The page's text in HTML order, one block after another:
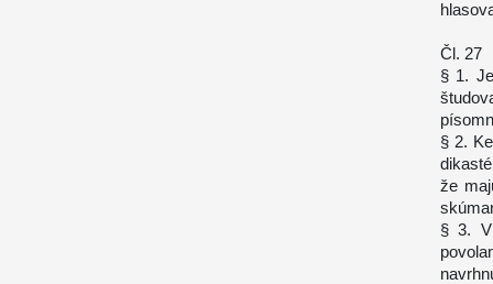
Čl. 27
§ 1.
§ 2.
že
§ 3. V